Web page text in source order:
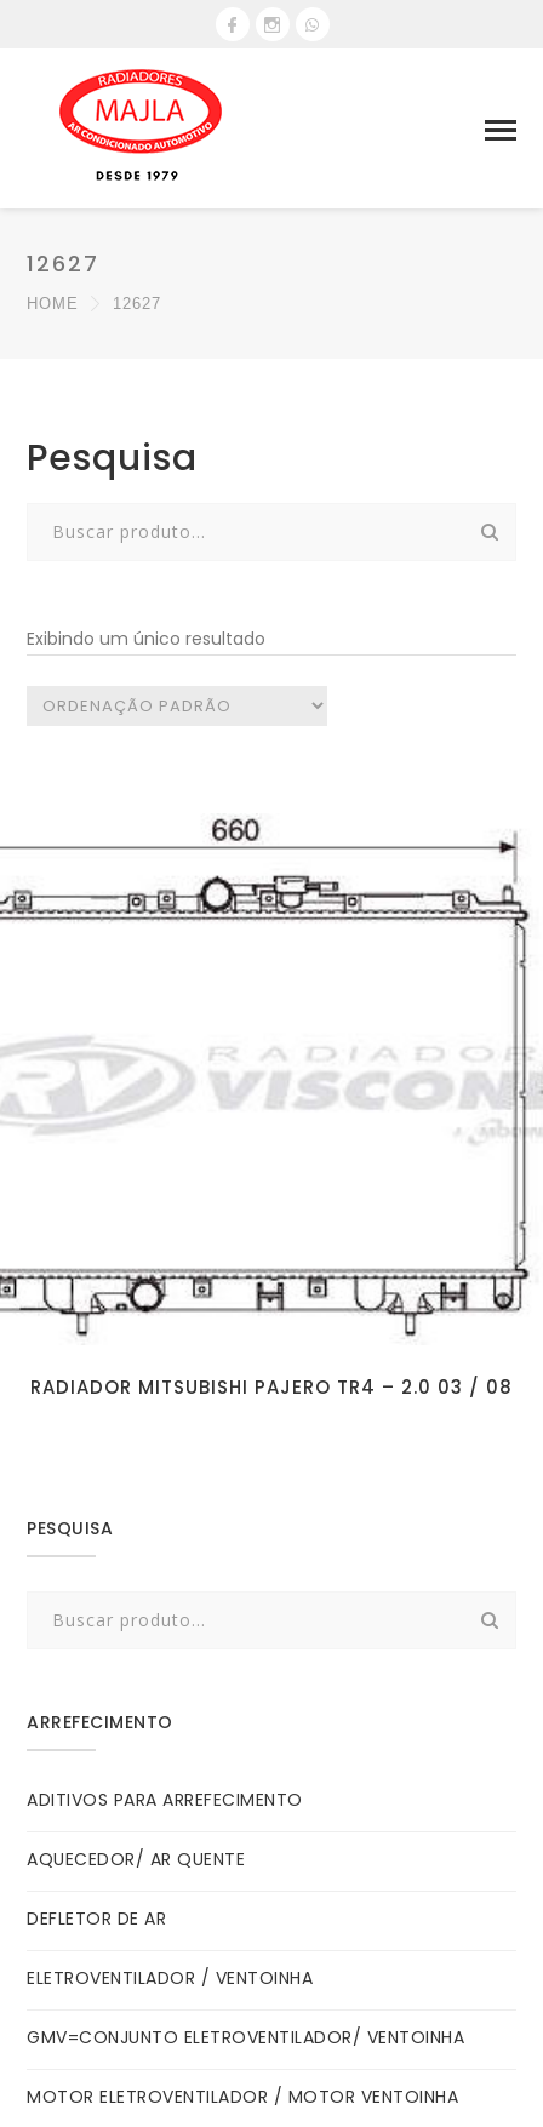
12627
HOME 12627
Pesquisa
Exibindo um único resultado
RADIADOR MITSUBISHI PAJERO TR4 – 2.0 03 / 08
PESQUISA
ARREFECIMENTO
ADITIVOS PARA ARREFECIMENTO
AQUECEDOR/ AR QUENTE
DEFLETOR DE AR
ELETROVENTILADOR / VENTOINHA
GMV=CONJUNTO ELETROVENTILADOR/ VENTOINHA
MOTOR ELETROVENTILADOR / MOTOR VENTOINHA